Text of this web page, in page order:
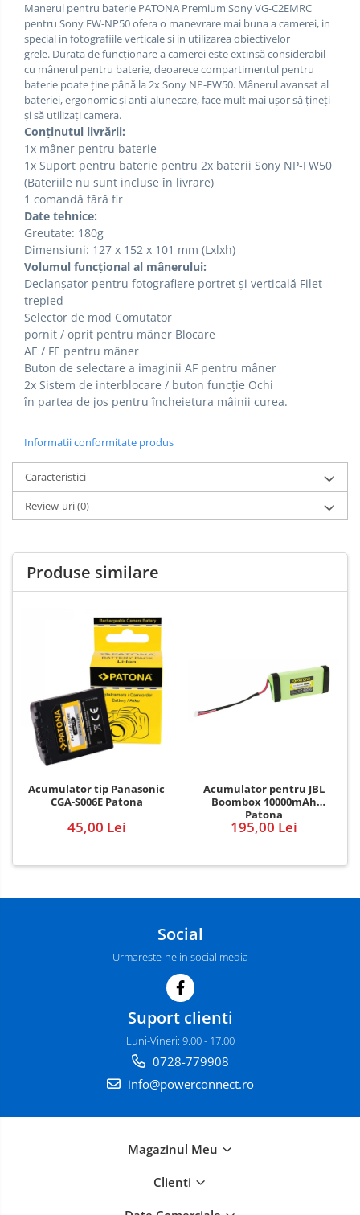
Manerul pentru baterie PATONA Premium Sony VG-C2EMRC
pentru Sony FW-NP50 ofera o manevrare mai buna a camerei, in
special in fotografiile verticale si in utilizarea obiectivelor
grele. Durata de funcționare a camerei este extinsă considerabil
cu mânerul pentru baterie, deoarece compartimentul pentru
baterie poate ține până la 2x Sony NP-FW50. Mânerul avansat al
bateriei, ergonomic și anti-alunecare, face mult mai ușor să țineți
și să utilizați camera.
Conținutul livrării:
1x mâner pentru baterie
1x Suport pentru baterie pentru 2x baterii Sony NP-FW50
(Bateriile nu sunt incluse în livrare)
1 comandă fără fir
Date tehnice:
Greutate: 180g
Dimensiuni: 127 x 152 x 101 mm (Lxlxh)
Volumul funcțional al mânerului:
Declanșator pentru fotografiere portret și verticală Filet
trepied
Selector de mod Comutator
pornit / oprit pentru mâner Blocare
AE / FE pentru mâner
Buton de selectare a imaginii AF pentru mâner
2x Sistem de interblocare / buton funcție Ochi
în partea de jos pentru încheietura mâinii curea.
Informatii conformitate produs
Caracteristici
Review-uri(0)
Produse similare
Acumulator tip Panasonic
CGA-S006E Patona
45,00 Lei
Acumulator pentru JBL
Boombox 10000mAh
Patona
195,00 Lei
Social
Urmareste-ne in social media
Suport clienti
Luni-Vineri: 9.00 - 17.00
0728-779908
info@powerconnect.ro
Magazinul Meu
Clienti